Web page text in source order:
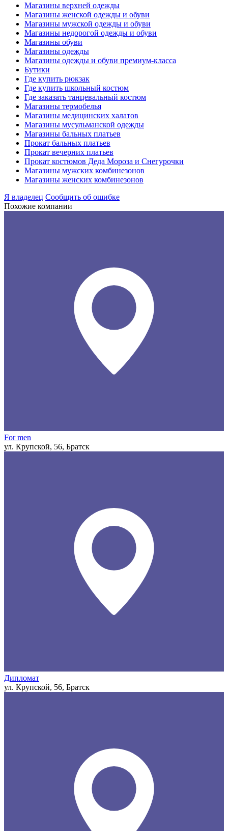
Магазины верхней одежды
Магазины женской одежды и обуви
Магазины мужской одежды и обуви
Магазины недорогой одежды и обуви
Магазины обуви
Магазины одежды
Магазины одежды и обуви премиум-класса
Бутики
Где купить рюкзак
Где купить школьный костюм
Где заказать танцевальный костюм
Магазины термобелья
Магазины медицинских халатов
Магазины мусульманской одежды
Магазины бальных платьев
Прокат бальных платьев
Прокат вечерних платьев
Прокат костюмов Деда Мороза и Снегурочки
Магазины мужских комбинезонов
Магазины женских комбинезонов
Я владелец Сообщить об ошибке
Похожие компании
For men
ул. Крупской, 56, Братск
Дипломат
ул. Крупской, 56, Братск